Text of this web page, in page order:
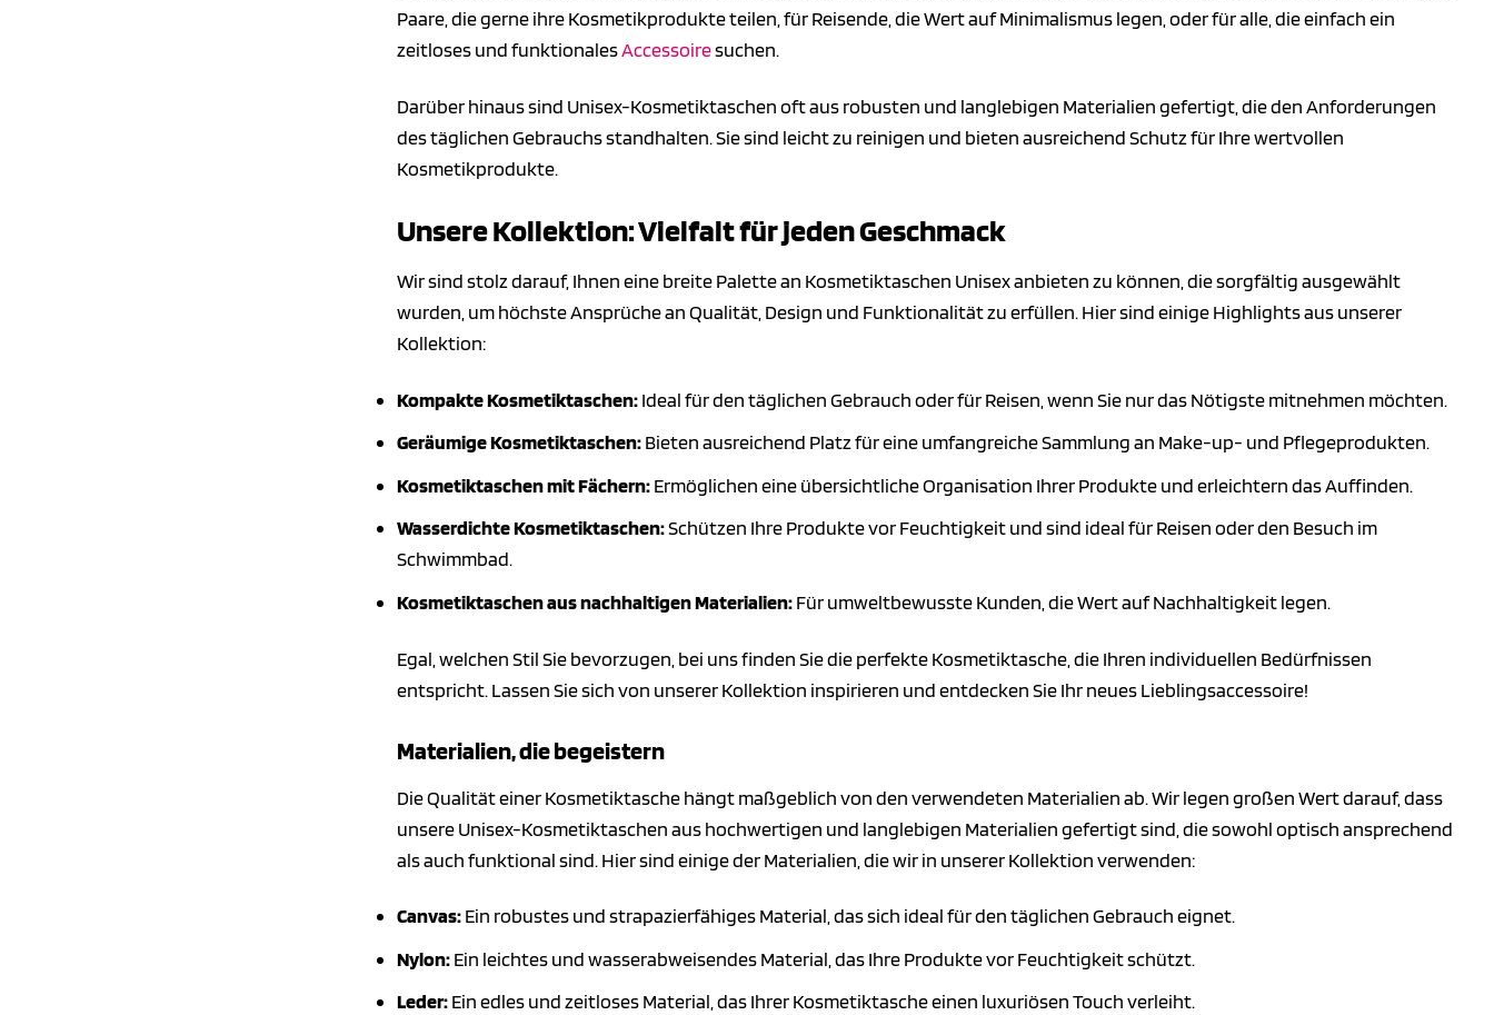
Paare, die gerne ihre Kosmetikprodukte teilen, für Reisende, die Wert auf Minimalismus legen, oder für alle, die einfach ein
zeitloses und funktionalesAccessoiresuchen.
Darüber hinaus sind Unisex-Kosmetiktaschen oft aus robusten und langlebigen Materialien gefertigt, die den Anforderungen
des täglichen Gebrauchs standhalten. Sie sind leicht zu reinigen und bieten ausreichend Schutz für Ihre wertvollen
Kosmetikprodukte.
Unsere Kollektion: Vielfalt für jeden Geschmack
Wir sind stolz darauf, Ihnen eine breite Palette an Kosmetiktaschen Unisex anbieten zu können, die sorgfältig ausgewählt
wurden, um höchste Ansprüche an Qualität, Design und Funktionalität zu erfüllen. Hier sind einige Highlights aus unserer
Kollektion:
Kompakte Kosmetiktaschen:Ideal für den täglichen Gebrauch oder für Reisen, wenn Sie nur das Nötigste mitnehmen möchten.
Geräumige Kosmetiktaschen:Bieten ausreichend Platz für eine umfangreiche Sammlung an Make-up- und Pflegeprodukten.
Kosmetiktaschen mit Fächern:Ermöglichen eine übersichtliche Organisation Ihrer Produkte und erleichtern das Auffinden.
Wasserdichte Kosmetiktaschen:Schützen Ihre Produkte vor Feuchtigkeit und sind ideal für Reisen oder den Besuch im
Schwimmbad.
Kosmetiktaschen aus nachhaltigen Materialien:Für umweltbewusste Kunden, die Wert auf Nachhaltigkeit legen.
Egal, welchen Stil Sie bevorzugen, bei uns finden Sie die perfekte Kosmetiktasche, die Ihren individuellen Bedürfnissen
entspricht. Lassen Sie sich von unserer Kollektion inspirieren und entdecken Sie Ihr neues Lieblingsaccessoire!
Materialien, die begeistern
Die Qualität einer Kosmetiktasche hängt maßgeblich von den verwendeten Materialien ab. Wir legen großen Wert darauf, dass
unsere Unisex-Kosmetiktaschen aus hochwertigen und langlebigen Materialien gefertigt sind, die sowohl optisch ansprechend
als auch funktional sind. Hier sind einige der Materialien, die wir in unserer Kollektion verwenden:
Canvas:Ein robustes und strapazierfähiges Material, das sich ideal für den täglichen Gebrauch eignet.
Nylon:Ein leichtes und wasserabweisendes Material, das Ihre Produkte vor Feuchtigkeit schützt.
Leder:Ein edles und zeitloses Material, das Ihrer Kosmetiktasche einen luxuriösen Touch verleiht.